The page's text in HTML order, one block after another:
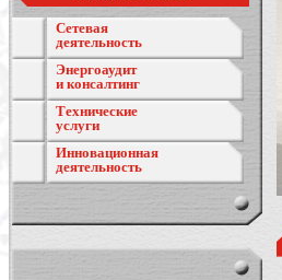
Сетевая
деятельность
Энергоаудит
и консалтинг
Технические
услуги
Инновационная
деятельность